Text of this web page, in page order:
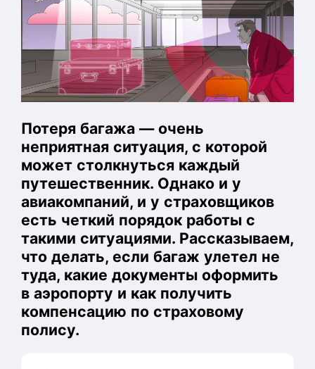
Потеря багажа — очень
неприятная ситуация, с которой
может столкнуться каждый
путешественник. Однако и у
авиакомпаний, и у страховщиков
есть четкий порядок работы с
такими ситуациями. Рассказываем,
что делать, если багаж улетел не
туда, какие документы оформить
в аэропорту и как получить
компенсацию по страховому
полису.